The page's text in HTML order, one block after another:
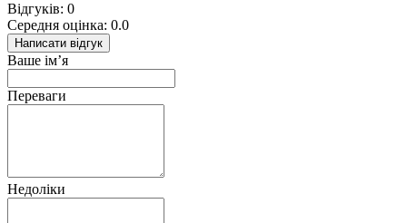
Відгуків: 0
Середня оцінка: 0.0
Написати відгук
Ваше ім’я
Переваги
Недоліки